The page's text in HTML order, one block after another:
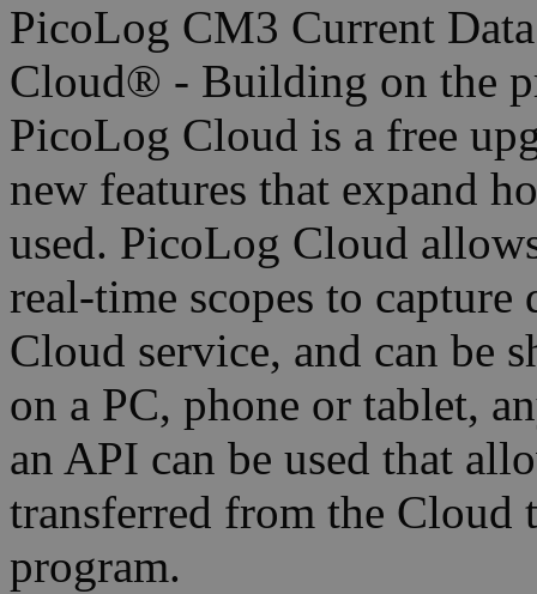
PicoLog CM3 Current
Cloud® - Building on the
PicoLog Cloud is a free
new features that expand
used. PicoLog Cloud
real-time scopes to
Cloud service, and can be
on a PC, phone or tablet,
an API can be used that
transferred from the Cloud
program.